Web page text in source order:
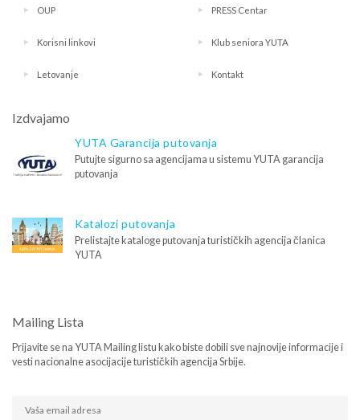
OUP PRESS Centar
Korisni linkovi Klub seniora YUTA
Letovanje Kontakt
Izdvajamo
YUTA Garancija putovanja
Putujte sigurno sa agencijama u sistemu YUTA garancija
putovanja
Katalozi putovanja
Prelistajte kataloge putovanja turističkih agencija članica
YUTA
Mailing Lista
Prijavite se na YUTA Mailing listu kako biste dobili sve najnovije informacije i
vesti nacionalne asocijacije turističkih agencija Srbije.